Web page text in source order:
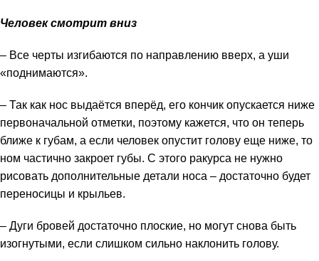
Человек смотрит вниз
– Все черты изгибаются по направлению вверх, а уши
«поднимаются».
– Так как нос выдаётся вперёд, его кончик опускается ниже
первоначальной отметки, поэтому кажется, что он теперь
ближе к губам, а если человек опустит голову еще ниже, то
ном частично закроет губы. С этого ракурса не нужно
рисовать дополнительные детали носа – достаточно будет
переносицы и крыльев.
– Дуги бровей достаточно плоские, но могут снова быть
изогнутыми, если слишком сильно наклонить голову.